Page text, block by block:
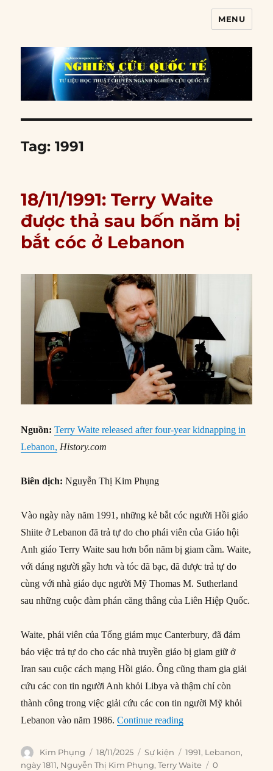
MENU
Tag:1991
18/11/1991: Terry Waite
được thả sau bốn năm bị
bắt cóc ở Lebanon
Nguồn:Terry Waite released after four-year kidnapping in
Lebanon, History.com
Biên dịch: Nguyễn Thị Kim Phụng
Vào ngày này năm 1991, những kẻ bắt cóc người Hồi giáo
Shiite ở Lebanon đã trả tự do cho phái viên của Giáo hội
Anh giáo Terry Waite sau hơn bốn năm bị giam cầm. Waite,
với dáng người gầy hơn và tóc đã bạc, đã được trả tự do
cùng với nhà giáo dục người Mỹ Thomas M. Sutherland
sau những cuộc đàm phán căng thẳng của Liên Hiệp Quốc.
Waite, phái viên của Tổng giám mục Canterbury, đã đảm
bảo việc trả tự do cho các nhà truyền giáo bị giam giữ ở
Iran sau cuộc cách mạng Hồi giáo. Ông cũng tham gia giải
cứu các con tin người Anh khỏi Libya và thậm chí còn
thành công trong việc giải cứu các con tin người Mỹ khỏi
Lebanon vào năm 1986.Continue reading“18/11/1991: Terry
Author
Kim Phụng
Posted
on
18/11/2025 Categories
Sự kiện Tags
1991, Lebanon,
ngày 1811, Nguyễn Thị Kim Phụng,Terry Waite
0